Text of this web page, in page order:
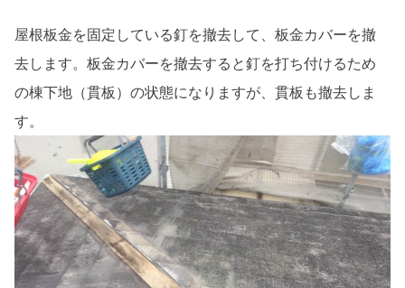
屋根板金を固定している釘を撤去して、板金カバーを撤
去します。板金カバーを撤去すると釘を打ち付けるため
の棟下地（貫板）の状態になりますが、貫板も撤去しま
す。